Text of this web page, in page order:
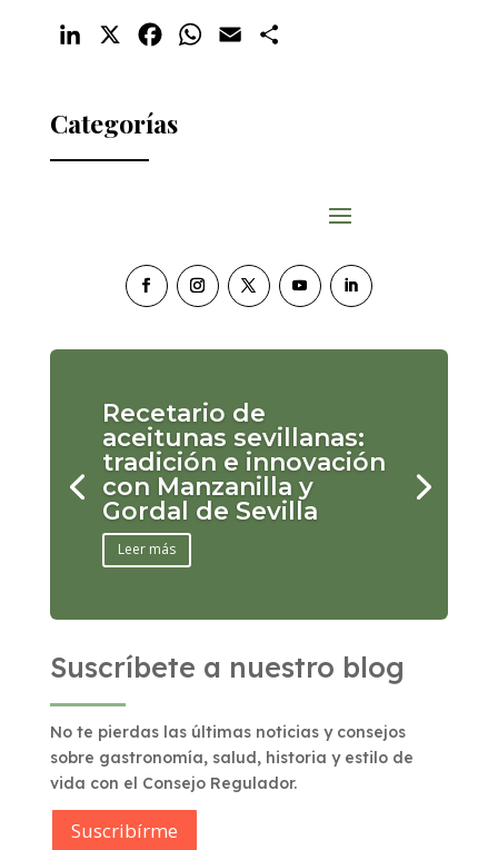
LinkedIn FacebookWhatsApp
Email
Categorías
Recetario de
aceitunas sevillanas:
tradición e innovación
con Manzanilla y
Gordal de Sevilla
Leer más
Suscríbete a nuestro blog
No te pierdas las últimas noticias y consejos
sobre gastronomía, salud, historia y estilo de
vida con el Consejo Regulador.
Suscribírme